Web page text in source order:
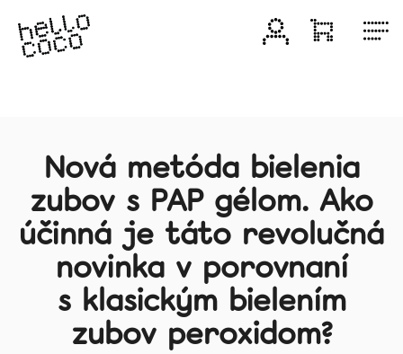
obsah
produkty
Zvýhodnené
balenia
Zubné
pasty
Prihlásenie
Nová metóda bielenia
zubov s PAP gélom. Ako
účinná je táto revolučná
novinka v porovnaní
s klasickým bielením
zubov peroxidom?